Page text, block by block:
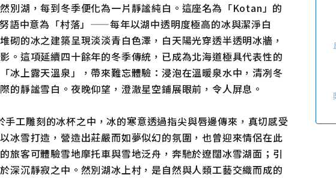
別湖，每到冬季便化為一片靜謐純白。這座名為「Kotan」的
中意為「村落」——每年以湖中透明度極高的冰與潔淨白
砌的冰之建築呈現淡淡青白色澤，白天陽光穿透半透明冰牆，
。這項延續四十餘年的冬季傳統，已成為北海道極具代表性的
冰上露天溫泉」，帶來難忘體驗：浸泡在溫暖泉水中，清冽冬
的靜謐雪白。夜晚仰望，澄澈星空鋪展眼前，令人屏息。
工雕刻的冰杯之中，冰的寒意透過指尖與唇邊傳來，真切感受
冰雪打造，營造出莊嚴而如夢似幻的氛圍，也曾迎來情侶在此
旅客可體驗雪地摩托車與雪地泛舟，奔馳於遼闊冰雪湖面；引
深沉靜寂之中。然別湖冰上村，是自然與人類工藝交織而成的